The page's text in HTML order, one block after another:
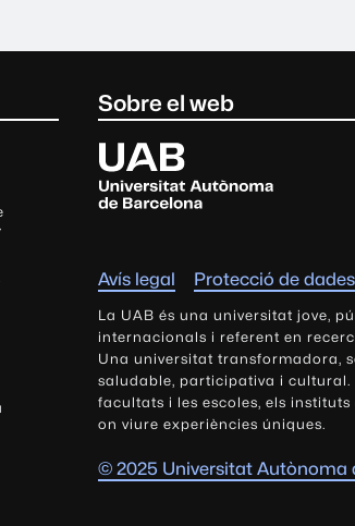
Sobre el web
U
n
i
s
i
t
a
t
A
u
t
ò
Avís legal Protecció de dades
La UAB és una universitat jove,
internacionals i referent en
Una universitat transformadora,
saludable, participativa i cultural.
facultats i les escoles, els
on viure experiències úniques.
© 2025 Universitat Autònoma